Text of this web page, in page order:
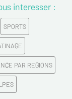
interesser :
SPORTS
PAR REGIONS